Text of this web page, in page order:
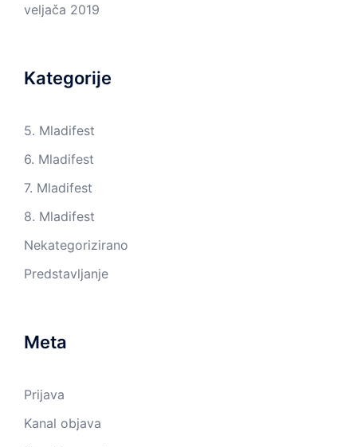
veljača 2019
Kategorije
5. Mladifest
6. Mladifest
7. Mladifest
8. Mladifest
Nekategorizirano
Predstavljanje
Meta
Prijava
Kanal objava